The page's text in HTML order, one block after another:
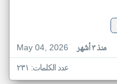
May 04, 2026
منذ ٣ أشهر
عدد الكلمات: ٢٣١